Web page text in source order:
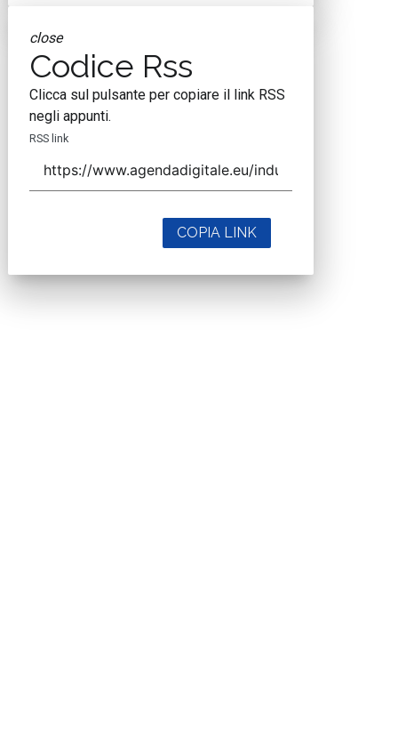
close
Codice Rss
Clicca sul pulsante per copiare il link RSS
negli appunti.
RSS link
COPIA LINK